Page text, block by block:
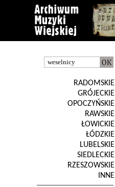
RADOMSKIE
GRÓJECKIE
OPOCZYŃSKIE
RAWSKIE
ŁOWICKIE
ŁÓDZKIE
LUBELSKIE
SIEDLECKIE
RZESZOWSKIE
INNE